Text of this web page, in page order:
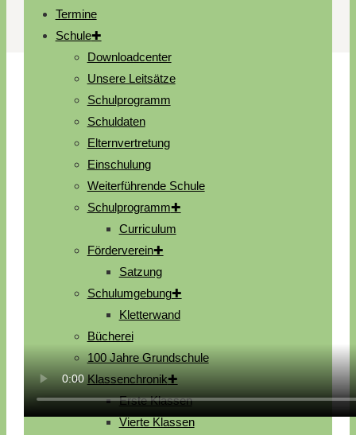
Termine
Schule
Downloadcenter
Unsere Leitsätze
Schulprogramm
Schuldaten
Elternvertretung
Einschulung
Weiterführende Schule
Schulprogramm
Curriculum
Förderverein
Satzung
Schulumgebung
Kletterwand
Bücherei
100 Jahre Grundschule
Klassenchronik
Erste Klassen
Vierte Klassen